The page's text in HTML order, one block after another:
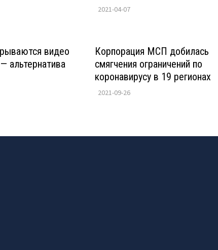
2021-04-07
видео
альтернатива
Корпорация МСП добилась
смягчения ограничений по
коронавирусу в 19 регионах
2021-09-26